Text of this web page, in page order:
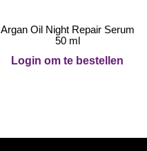
Argan Oil Night Repair Serum
50 ml
Login om te bestellen